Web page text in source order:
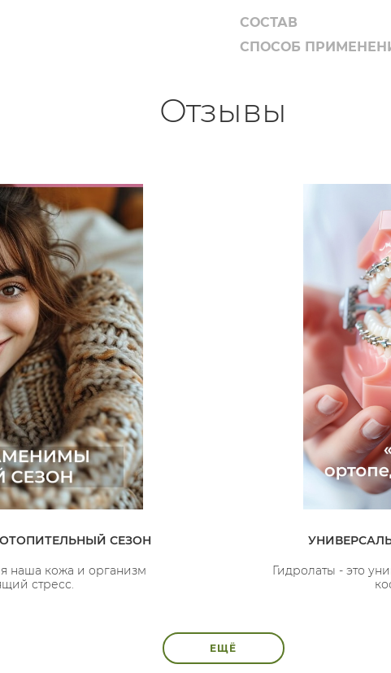
СОСТАВ
СПОСОБ
Отзывы
СЕЗОН
наша кожа и организм
стресс.
Гидролаты - это
ЕЩЁ